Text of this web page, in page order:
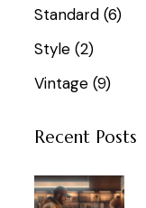
Standard (6)
Style (2)
Vintage (9)
Recent Posts